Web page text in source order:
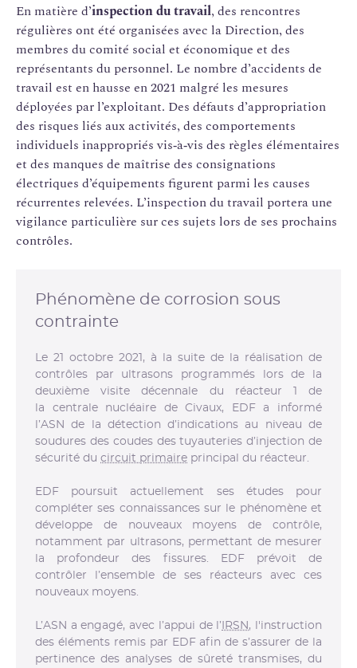
En matière d’inspection du travail, des rencontres
régulières ont été organisées avec la Direction, des
membres du comité social et économique et des
représentants du personnel. Le nombre d’accidents de
travail est en hausse en 2021 malgré les mesures
déployées par l’exploitant. Des défauts d’appropriation
des risques liés aux activités, des comportements
individuels inappropriés vis‑à‑vis des règles élémentaires
et des manques de maîtrise des consignations
électriques d’équipements figurent parmi les causes
récurrentes relevées. L’inspection du travail portera une
vigilance particulière sur ces sujets lors de ses prochains
contrôles.
Phénomène de corrosion sous
contrainte
Le 21 octobre 2021, à la suite de la réalisation de
contrôles par ultrasons programmés lors de la
deuxième visite décennale du réacteur 1 de
la centrale nucléaire de Civaux, EDF a informé
l’ASN de la détection d’indications au niveau de
soudures des coudes des tuyauteries d’injection de
sécurité du circuit primaire principal du réacteur.
EDF poursuit actuellement ses études pour
compléter ses connaissances sur le phénomène et
développe de nouveaux moyens de contrôle,
notamment par ultrasons, permettant de mesurer
la profondeur des fissures. EDF prévoit de
contrôler l’ensemble de ses réacteurs avec ces
nouveaux moyens.
L’ASN a engagé, avec l’appui de l’ IRSN , l'instruction
des éléments remis par EDF afin de s’assurer de la
pertinence des analyses de sûreté transmises, du